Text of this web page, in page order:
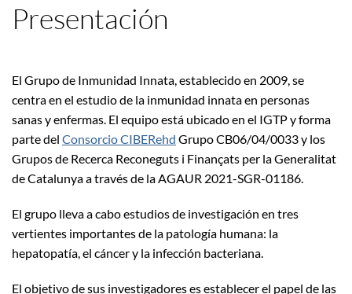
Presentación
El Grupo de Inmunidad Innata, establecido en 2009, se
centra en el estudio de la inmunidad innata en personas
sanas y enfermas. El equipo está ubicado en el IGTP y forma
parte del Consorcio CIBERehd Grupo CB06/04/0033 y los
Grupos de Recerca Reconeguts i Finançats per la Generalitat
de Catalunya a través de la AGAUR 2021-SGR-01186.
El grupo lleva a cabo estudios de investigación en tres
vertientes importantes de la patología humana: la
hepatopatía, el cáncer y la infección bacteriana.
El objetivo de sus investigadores es establecer el papel de las